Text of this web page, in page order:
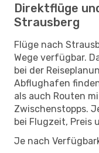
Direktflüge
Strausberg
Flüge nach
Wege verfügbar.
bei der
Abflughafen
als auch Routen
Zwischenstopps.
bei Flugzeit, Preis
Je nach